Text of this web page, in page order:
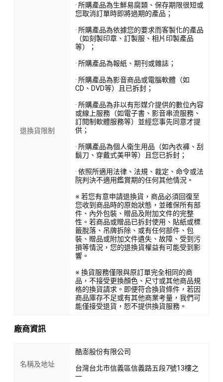
退換貨限制
· 所購產品為生鮮易腐類、保存期限很短或
您取消訂單時即將過期的產品；
· 所購產品為依據您的要求而客製化的產品
（如刻製印章、訂製服、相片印製產品
等）；
· 所購產品為報紙、期刊或雜誌；
· 所購產品為影音商品或電腦軟體（如
CD、DVD等）且已拆封；
· 所購產品為非以有形媒介提供的數位內容
或線上服務（如電子書、影音串流服務、
訂閱制軟體服務等）並經您事先同意才提
供；
· 所購產品為個人衛生用品（如內衣褲、刮
鬍刀、穿戴式美甲等）且您已拆封；
· 依照所適用法律、法規、裁定、命令或法
院判決不適用鑑賞期的任何其他情況。
※ 若您有意申請退換貨，商品必須回復至
您收到商品時的原始狀態，並確保所有部
件、內外包裝、贈品及附加文件的完整
性。若商品或贈品已拆封使用、貼紙或標
籤脫落、吊牌拆除、或有任何部件、包
裝、贈品或附加文件遺失、故障、受到污
損等情況，您的退換貨權益有可能受到影
響。
※ 換貨服務僅限與原訂單完全相同的商
品，不接受更換顏色、尺寸或其他商品規
格的換貨請求。即便符合換貨條件，若因
商品庫存不足或有其他商業考量，我們可
能僅接受退貨，恕不提供換貨服務。
廠商資訊
名稱及地址
酷澎股份有限公司
台灣台北市信義區信義路五段7號13樓之
一